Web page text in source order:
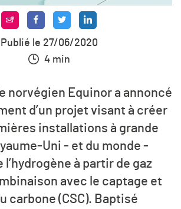
Publié le 27/06/2020
4 min
norvégien Equinor a annoncé
d’un projet visant à créer
installations à grande
Uni - et du monde -
à partir de gaz
avec le captage et
carbone (CSC). Baptisé